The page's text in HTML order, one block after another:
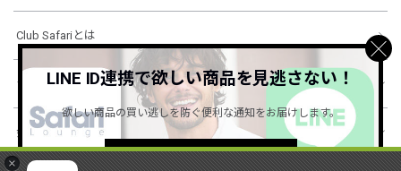
×
Club Safariとは
ショッピングガイド
会社概要・規約
LINE ID連携で欲しい商品を見逃さない！
欲しい商品の買い逃しを防ぐ便利な通知をお届けします。
詳しくはこちら ＞